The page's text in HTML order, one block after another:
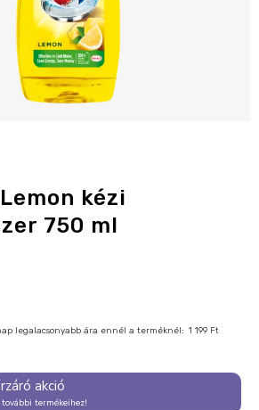
kézi
750 ml
legalacsonyabb ára ennél a terméknél: 1 199 Ft
akció
termékeihez!